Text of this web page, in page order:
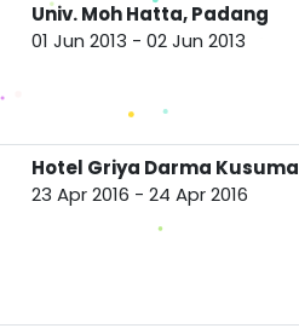
Univ. Moh Hatta, Padang
01 Jun 2013 - 02 Jun 2013
Hotel Griya Darma Kusuma
23 Apr 2016 - 24 Apr 2016